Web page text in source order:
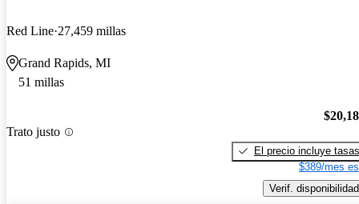
Red Line 27,459 millas
Grand Rapids, MI
51 millas
Trato justo
El precio incluye tasas
$389/mes
Verif. disponibilidad